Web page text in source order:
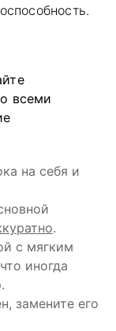
всеми
на себя и
.
с мягким
иногда
замените его